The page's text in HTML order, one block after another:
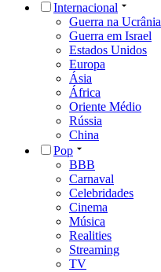
Internacional
Guerra na Ucrânia
Guerra em Israel
Estados Unidos
Europa
Ásia
África
Oriente Médio
Rússia
China
Pop
BBB
Carnaval
Celebridades
Cinema
Música
Realities
Streaming
TV